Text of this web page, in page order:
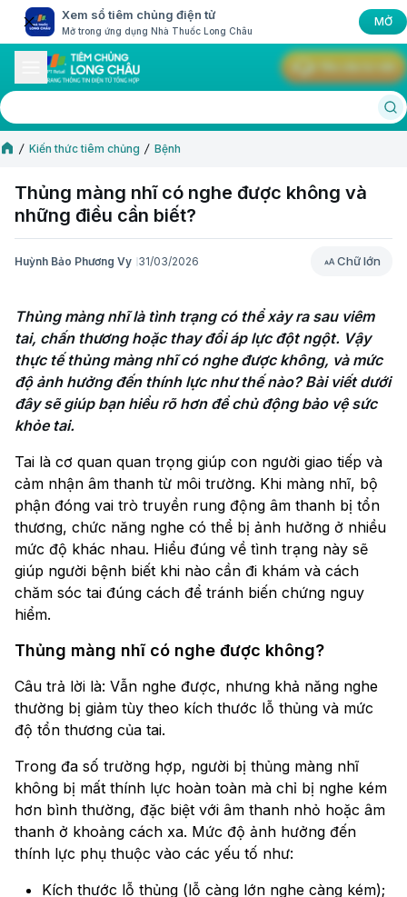
Xem sổ tiêm chủng điện tử
Mở trong ứng dụng Nhà Thuốc Long Châu
MỞ
Kiến thức tiêm chủng Bệnh
Thủng màng nhĩ có nghe được không và
những điều cần biết?
Huỳnh Bảo Phương Vy 31/03/2026 Chữ lớn
Chữ lớn
Thủng màng nhĩ là tình trạng có thể xảy ra sau viêm
tai, chấn thương hoặc thay đổi áp lực đột ngột. Vậy
thực tế thủng màng nhĩ có nghe được không, và mức
độ ảnh hưởng đến thính lực như thế nào? Bài viết dưới
đây sẽ giúp bạn hiểu rõ hơn để chủ động bảo vệ sức
khỏe tai.
Tai là cơ quan quan trọng giúp con người giao tiếp và
cảm nhận âm thanh từ môi trường. Khi màng nhĩ, bộ
phận đóng vai trò truyền rung động âm thanh bị tổn
thương, chức năng nghe có thể bị ảnh hưởng ở nhiều
mức độ khác nhau. Hiểu đúng về tình trạng này sẽ
giúp người bệnh biết khi nào cần đi khám và cách
chăm sóc tai đúng cách để tránh biến chứng nguy
hiểm.
Thủng màng nhĩ có nghe được không?
Câu trả lời là: Vẫn nghe được, nhưng khả năng nghe
thường bị giảm tùy theo kích thước lỗ thủng và mức
độ tổn thương của tai.
Trong đa số trường hợp, người bị thủng màng nhĩ
không bị mất thính lực hoàn toàn mà chỉ bị nghe kém
hơn bình thường, đặc biệt với âm thanh nhỏ hoặc âm
thanh ở khoảng cách xa. Mức độ ảnh hưởng đến
thính lực phụ thuộc vào các yếu tố như:
Kích thước lỗ thủng (lỗ càng lớn nghe càng kém);